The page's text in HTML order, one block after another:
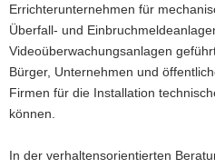
Errichterunternehmen für
Überfall- und
Videoüberwachungsanlagen
Bürger, Unternehmen und
Firmen für die Installation
können.
In der verhaltensorientierten